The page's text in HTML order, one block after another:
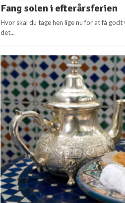
Fang solen i efterårsferien
Hvor skal du tage hen lige nu for at få
det...